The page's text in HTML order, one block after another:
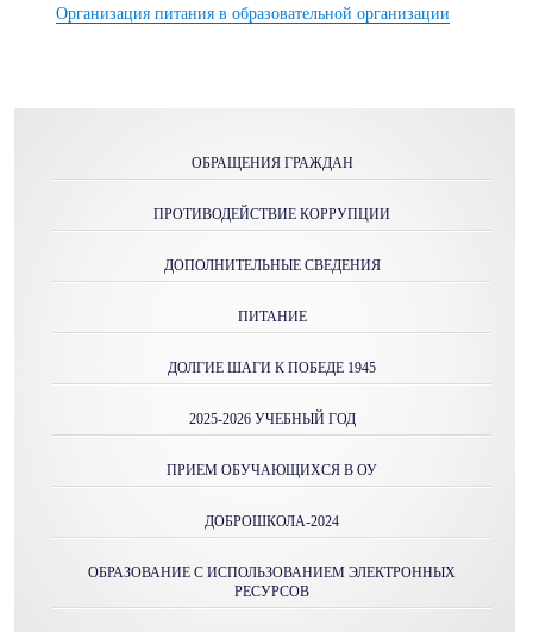
Организация питания в образовательной организации
ОБРАЩЕНИЯ ГРАЖДАН
ПРОТИВОДЕЙСТВИЕ КОРРУПЦИИ
ДОПОЛНИТЕЛЬНЫЕ СВЕДЕНИЯ
ПИТАНИЕ
ДОЛГИЕ ШАГИ К ПОБЕДЕ 1945
2025-2026 УЧЕБНЫЙ ГОД
ПРИЕМ ОБУЧАЮЩИХСЯ В ОУ
ДОБРОШКОЛА-2024
ОБРАЗОВАНИЕ С ИСПОЛЬЗОВАНИЕМ ЭЛЕКТРОННЫХ
РЕСУРСОВ